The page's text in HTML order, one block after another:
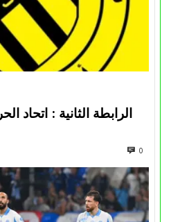
الرابطة الثانية : اتحاد
0